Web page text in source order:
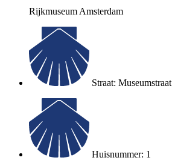
Rijkmuseum Amsterdam
Straat: Museumstraat
Huisnummer: 1